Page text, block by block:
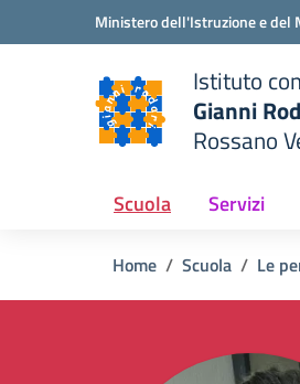
Vai ai contenuti
Vai al menu di navigazioneMinistero dell'Istruzione e del
scuola
Istituto
Gianni
Rossano
Scuola Servizi
Home Scuola Le